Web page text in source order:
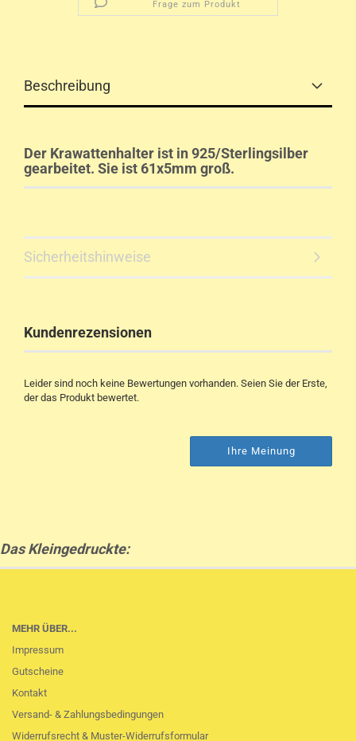
Frage zum Produkt
Beschreibung
Der Krawattenhalter ist in 925/Sterlingsilber
gearbeitet. Sie ist 61x5mm groß.
Sicherheitshinweise
Kundenrezensionen
Leider sind noch keine Bewertungen vorhanden. Seien Sie der Erste,
der das Produkt bewertet.
Ihre Meinung
Das Kleingedruckte:
MEHR ÜBER...
Impressum
Gutscheine
Kontakt
Versand- & Zahlungsbedingungen
Widerrufsrecht & Muster-Widerrufsformular